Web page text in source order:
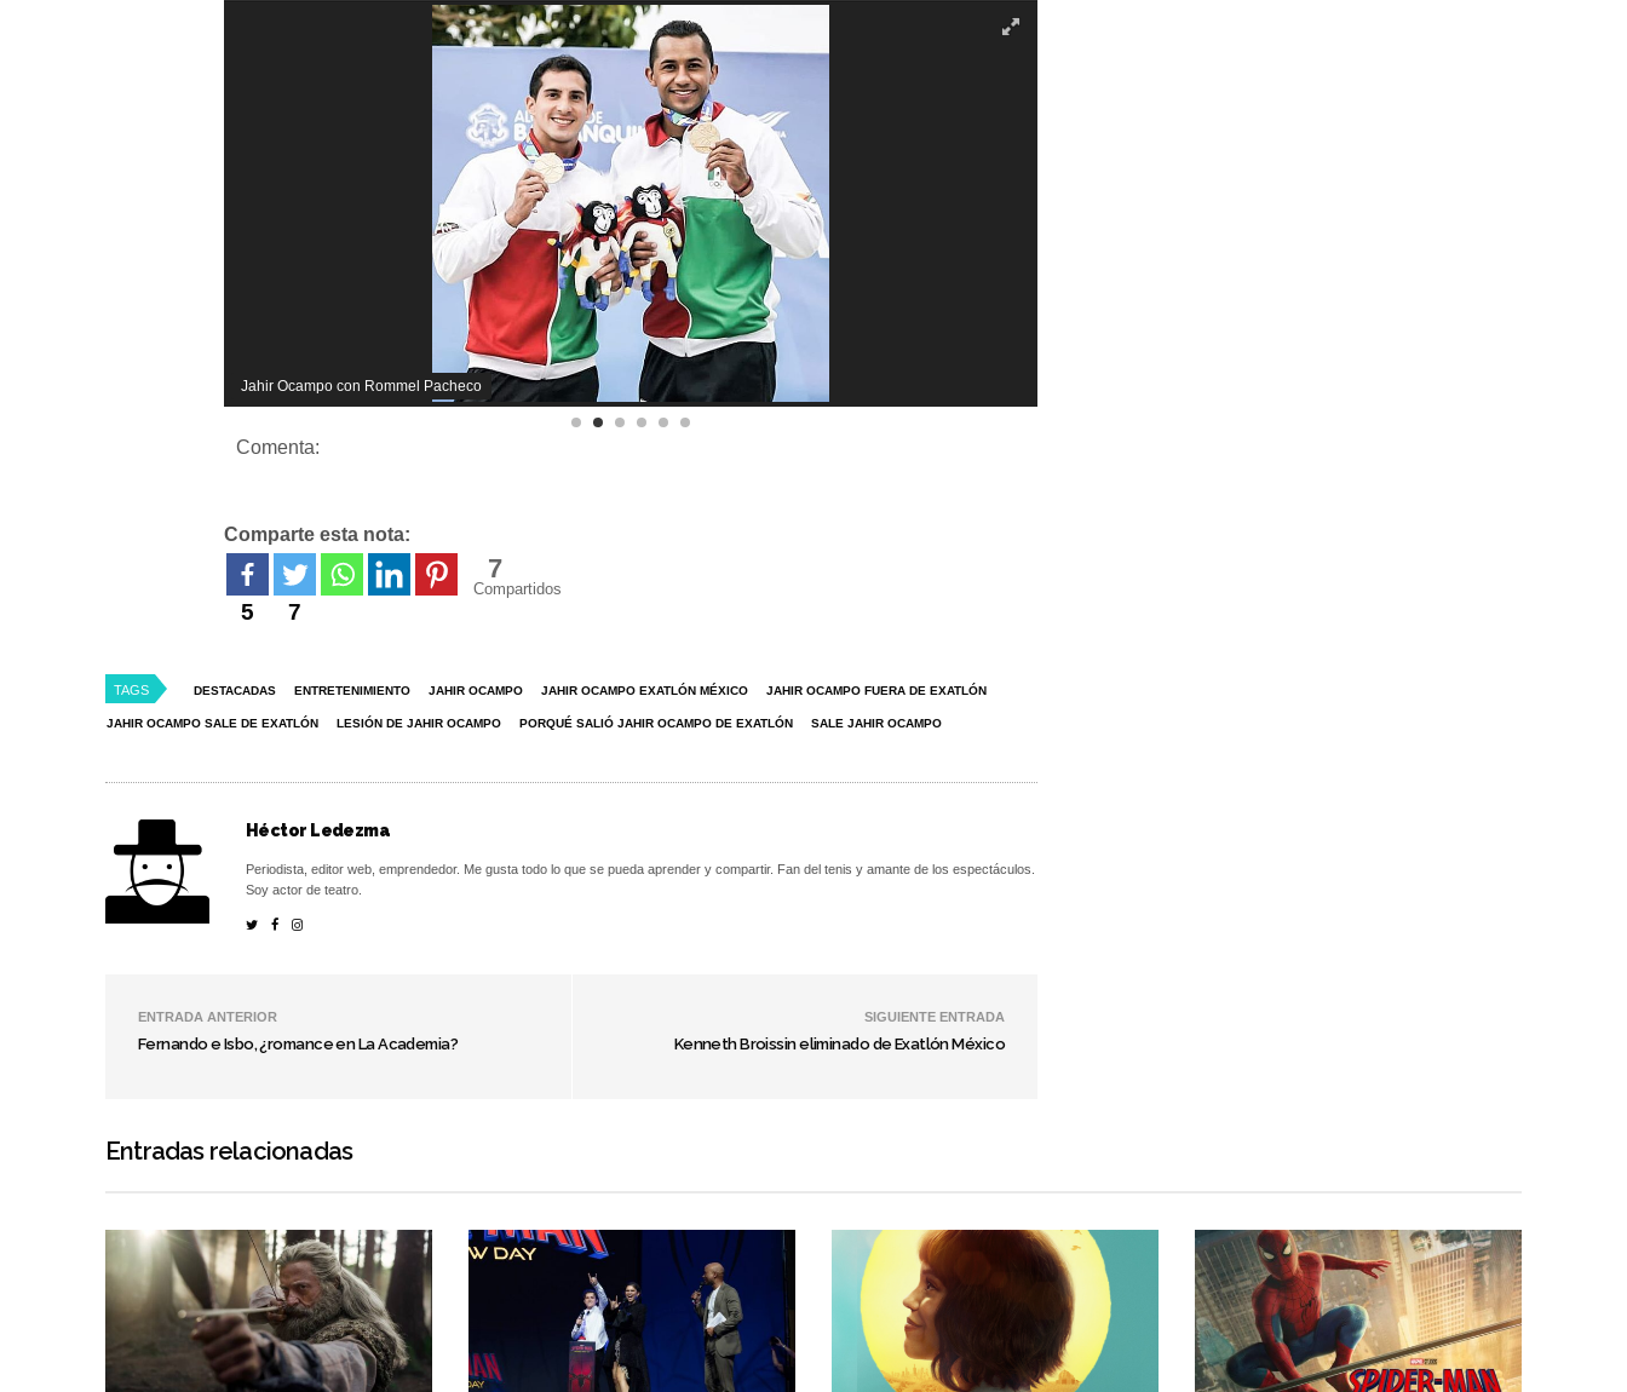
Jahir Ocampo con Rommel Pacheco
Comenta:
Comparte esta nota:
5 7
7
Compartidos
TAGS DESTACADAS ENTRETENIMIENTO JAHIR OCAMPO JAHIR OCAMPO EXATLÓN MÉXICO JAHIR OCAMPO FUERA DE EXATLÓN
JAHIR OCAMPO SALE DE EXATLÓN LESIÓN DE JAHIR OCAMPO PORQUÉ SALIÓ JAHIR OCAMPO DE EXATLÓN SALE JAHIR OCAMPO
Héctor Ledezma
Periodista, editor web, emprendedor. Me gusta todo lo que se pueda aprender y compartir. Fan del tenis y amante de los espectáculos.
Soy actor de teatro.
ENTRADA ANTERIOR
Fernando e Isbo, ¿romance en La Academia?
SIGUIENTE ENTRADA
Kenneth Broissin eliminado de Exatlón México
Entradas relacionadas